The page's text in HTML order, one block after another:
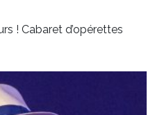
! Cabaret d’opérettes